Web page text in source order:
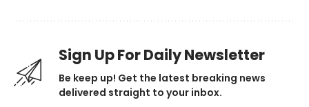
Sign Up For Daily Newsletter
Be keep up! Get the latest breaking news
delivered straight to your inbox.